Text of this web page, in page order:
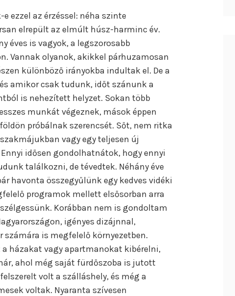
ezzel az érzéssel: néha szinte
elrepült az elmúlt húsz-harminc év.
éves is vagyok, a legszorosabb
Vannak olyanok, akikkel párhuzamosan
különböző irányokba indultak el. De a
amikor csak tudunk, időt szánunk a
is nehezített helyzet. Sokan több
munkát végeznek, mások éppen
próbálnak szerencsét. Sőt, nem ritka
vagy egy teljesen új
idősen gondolhatnátok, hogy ennyi
találkozni, de tévedtek. Néhány éve
havonta összegyűlünk egy kedves vidéki
programok mellett elsősorban arra
Korábban nem is gondoltam
igényes dizájnnal,
is megfelelő környezetben.
házakat vagy apartmanokat kibérelni,
ahol még saját fürdőszoba is jutott
volt a szálláshely, és még a
voltak. Nyaranta szívesen